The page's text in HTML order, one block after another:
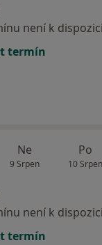
není k dispozici
termín
Ne
9 Srpen
Po
10 Srpen
není k dispozici
termín